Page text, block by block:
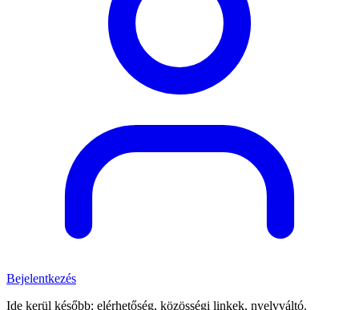
Bejelentkezés
Ide kerül később: elérhetőség, közösségi linkek, nyelvváltó.